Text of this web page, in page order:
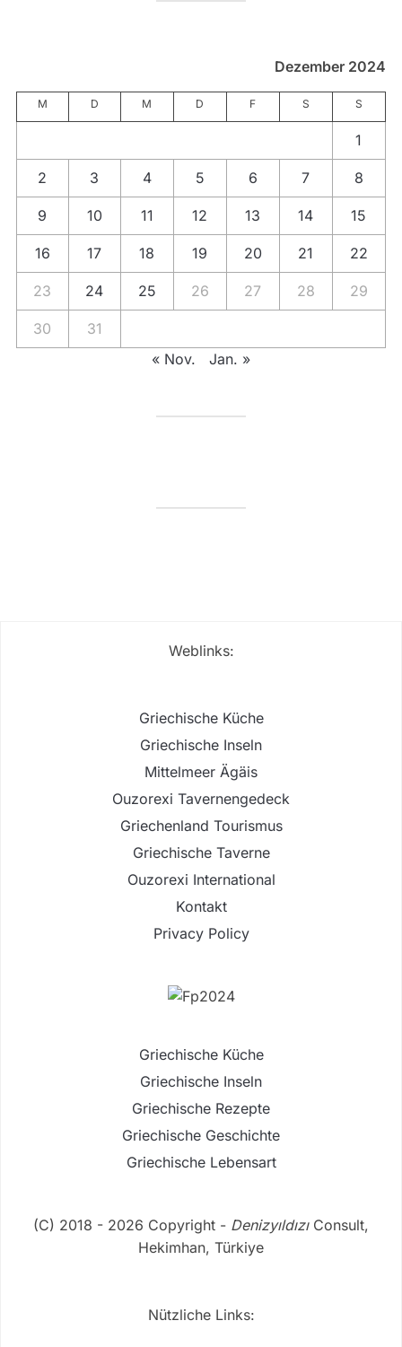
Dezember 2024
M D M D F S S
1
2 3 4 5 6 7 8
9 10 11 12 13 14 15
16 17 18 19 20 21 22
23 24 25 26 27 28 29
30
31
« Nov.
Jan. »
Weblinks:
Griechische Küche
Griechische Inseln
Mittelmeer Ägäis
Ouzorexi Tavernengedeck
Griechenland Tourismus
Griechische Taverne
Ouzorexi International
Kontakt
Privacy Policy
Griechische Küche
Griechische Inseln
Griechische Rezepte
Griechische Geschichte
Griechische Lebensart
(C) 2018 - 2026 Copyright - DenizyıldızıConsult,
Hekimhan, Türkiye
Nützliche Links: